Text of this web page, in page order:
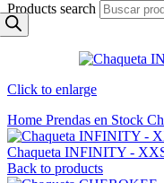
Products search
Click to enlarge
Home Prendas en Stock
Chaqueta INFINITY -
Back to products